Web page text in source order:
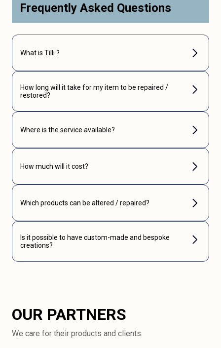
Frequently Asked Questions
What is Tilli ?
How long will it take for my item to be repaired /
restored?
Where is the service available?
How much will it cost?
Which products can be altered / repaired?
Is it possible to have custom-made and bespoke
creations?
OUR PARTNERS
We care for their products and clients.